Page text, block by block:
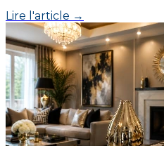
Lire l'article →